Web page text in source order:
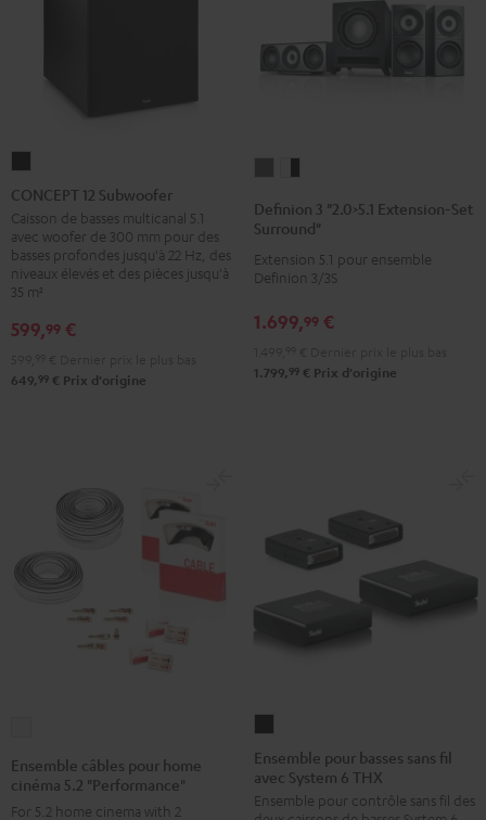
12
Subwoofer
Noir
CONCEPT 12 Subwoofer
Caisson de basses multicanal 5.1
avec woofer de 300 mm pour des
basses profondes jusqu'à 22 Hz, des
niveaux élevés et des pièces jusqu'à
35 m²
599,99 €
649, 99 € Prix d'origine
"2.0>5.1
Set
Anthracite
"2.0>5.1
Set
Blanc
Noir
Definion 3 "2.0>5.1 Extension-Set
Surround"
Extension 5.1 pour ensemble
Definion 3/3S
1.699,99 €
1.799, 99 € Prix d'origine
câbles
pour
home
Ensemble câbles pour home
cinéma 5.2 "Performance"
For 5.2 home cinema with 2
pour
basses
sans
Ensemble pour basses sans fil
avec System 6 THX
Ensemble pour contrôle sans fil des